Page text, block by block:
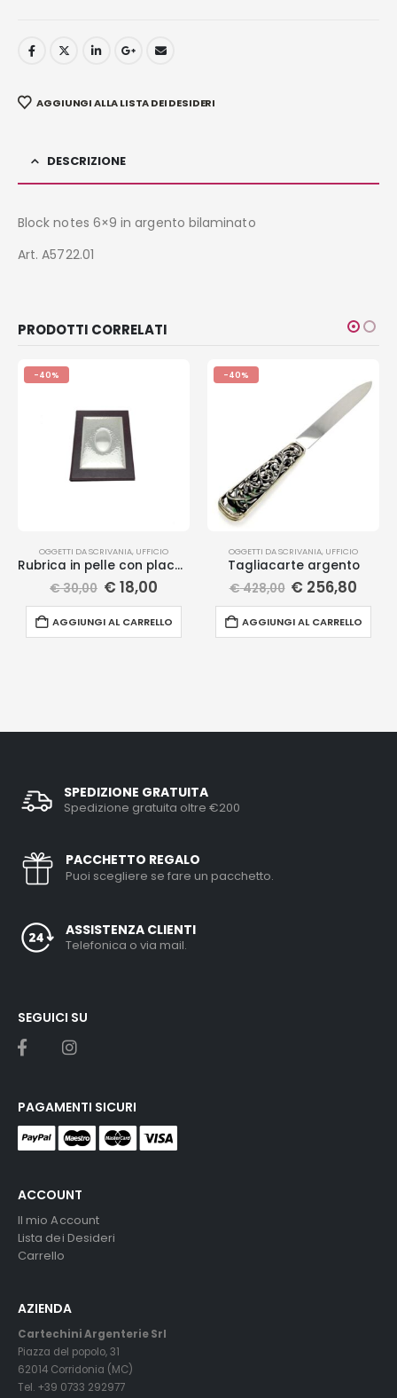
AGGIUNGI ALLA LISTA DEI DESIDERI
DESCRIZIONE
Block notes 6×9 in argento bilaminato
Art. A5722.01
PRODOTTI CORRELATI
-40%
OGGETTI DA SCRIVANIA, UFFICIO
Rubrica in pelle con placca
€30,00 € 18,00
AGGIUNGI AL CARRELLO
-40%
OGGETTI DA SCRIVANIA, UFFICIO
Tagliacarte argento
€428,00 € 256,80
AGGIUNGI AL CARRELLO
SPEDIZIONE GRATUITA
Spedizione gratuita oltre €200
PACCHETTO REGALO
Puoi scegliere se fare un pacchetto.
ASSISTENZA CLIENTI
Telefonica o via mail.
ACCOUNT
Il mio Account
Lista dei Desideri
Carrello
AZIENDA
Cartechini Argenterie Srl
Piazza del popolo, 31
62014 Corridonia (MC)
Tel. +39 0733 292977
SEGUICI SU
PAGAMENTI SICURI